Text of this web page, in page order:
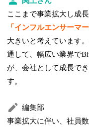
ここまで事業拡大し成
「インフルエンサーマ
大きいと考えています
通して、幅広い業界で
が、会社として成長で
す。
編集部
事業拡大に伴い、社員